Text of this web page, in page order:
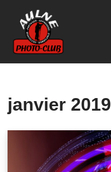
Aller
au
contenu
janvier 2019